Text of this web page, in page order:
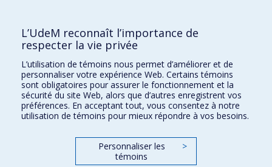
Kinésiologie et des sciences de l’activité physique
Orthophonie et audiologie
Réadaptation
Directions
DPC
CPASS
L’UdeM reconnaît l’importance de
respecter la vie privée
L’utilisation de témoins nous permet d’améliorer et de
personnaliser votre expérience Web. Certains témoins
sont obligatoires pour assurer le fonctionnement et la
sécurité du site Web, alors que d’autres enregistrent vos
préférences. En acceptant tout, vous consentez à notre
utilisation de témoins pour mieux répondre à vos besoins.
Personnaliser les
témoins
>